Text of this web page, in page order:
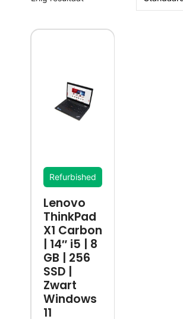
Refurbished
Lenovo
ThinkPad
X1 Carbon
| 14″ i5 | 8
GB | 256
SSD |
Zwart
Windows
11